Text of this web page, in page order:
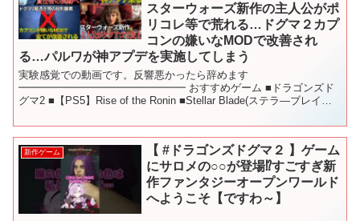
スターウォーズ新作の主人公がポ
リコレ等で荒れる…ドグマ２カプ
コンの嫌いなMODで改善され
る…パルワが神アプデを実施してしまう
実験感覚での動画です。反響悪かったら辞めます
━━━━━━━━━━━━━━━━ おすすめゲーム ■ドラゴンズド
グマ2 ■【PS5】Rise of the Ronin ■Stellar Blade(ステラ―ブレイド)
新作ゲーム
【 #ドラゴンズドグマ２ 】ゲーム
にサロメの○○が登場⁉すごすぎ新
作ファンタジーオープンワールド
へようこそ【ですわ～】